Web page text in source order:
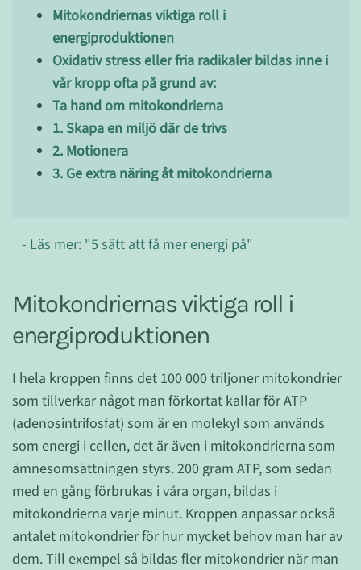
Mitokondriernas viktiga roll i
energiproduktionen
Oxidativ stress eller fria radikaler bildas inne i
vår kropp ofta på grund av:
Ta hand om mitokondrierna
1. Skapa en miljö där de trivs
2. Motionera
3. Ge extra näring åt mitokondrierna
- Läs mer: "5 sätt att få mer energi på"
Mitokondriernas viktiga roll i
energiproduktionen
I hela kroppen finns det 100 000 triljoner mitokondrier
som tillverkar något man förkortat kallar för ATP
(adenosintrifosfat) som är en molekyl som används
som energi i cellen, det är även i mitokondrierna som
ämnesomsättningen styrs. 200 gram ATP, som sedan
med en gång förbrukas i våra organ, bildas i
mitokondrierna varje minut. Kroppen anpassar också
antalet mitokondrier för hur mycket behov man har av
dem. Till exempel så bildas fler mitokondrier när man